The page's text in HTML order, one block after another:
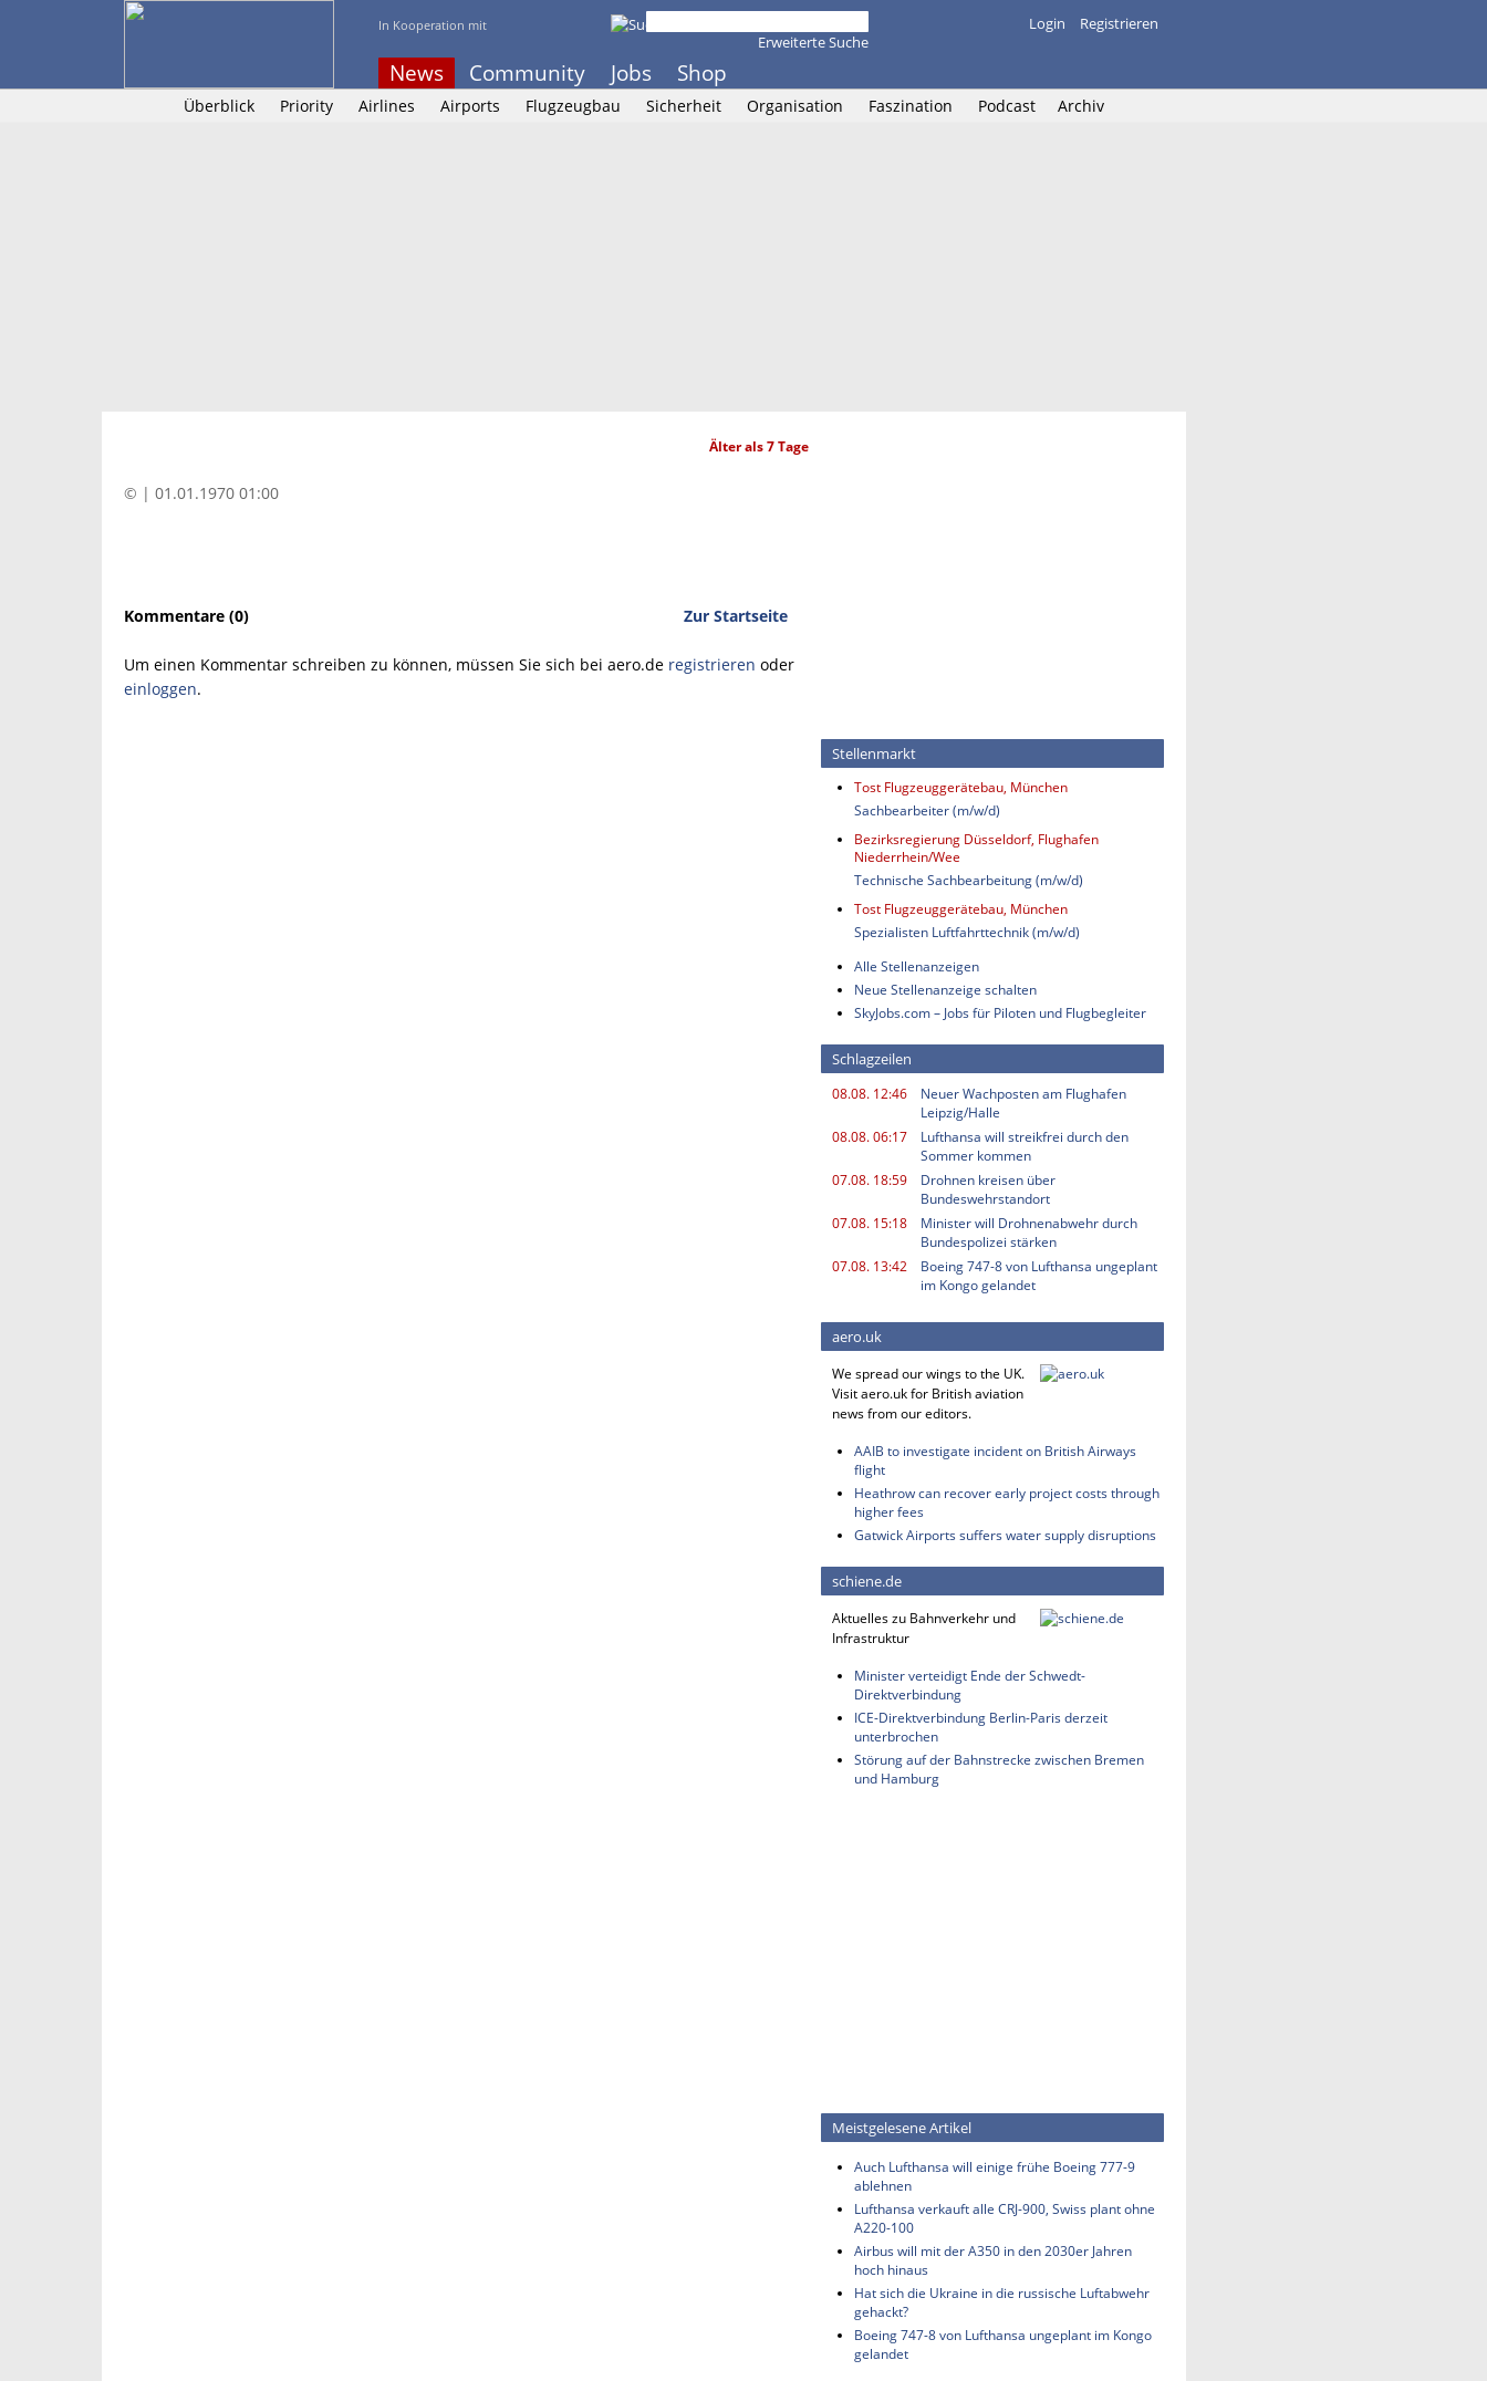
In Kooperation mit
News Community Jobs Shop
Erweiterte Suche
Login Registrieren
Überblick Priority Airlines Airports Flugzeugbau Sicherheit Organisation Faszination Podcast Archiv
Älter als 7 Tage
© | 01.01.1970 01:00
Kommentare (0) Zur Startseite
Um einen Kommentar schreiben zu können, müssen Sie sich bei aero.de registrieren oder
einloggen.
Stellenmarkt
Tost Flugzeuggerätebau, München
Sachbearbeiter (m/w/d)
Bezirksregierung Düsseldorf, Flughafen
Niederrhein/Wee
Technische Sachbearbeitung (m/w/d)
Tost Flugzeuggerätebau, München
Spezialisten Luftfahrttechnik (m/w/d)
Alle Stellenanzeigen
Neue Stellenanzeige schalten
SkyJobs.com – Jobs für Piloten und Flugbegleiter
Schlagzeilen
08.08. 12:46
Neuer Wachposten am Flughafen
Leipzig/Halle
08.08. 06:17
Lufthansa will streikfrei durch den
Sommer kommen
07.08. 18:59
Drohnen kreisen über
Bundeswehrstandort
07.08. 15:18
Minister will Drohnenabwehr durch
Bundespolizei stärken
07.08. 13:42
Boeing 747-8 von Lufthansa ungeplant
im Kongo gelandet
aero.uk
We spread our wings to the UK.
Visit aero.uk for British aviation
news from our editors.
AAIB to investigate incident on British Airways
flight
Heathrow can recover early project costs through
higher fees
Gatwick Airports suffers water supply disruptions
schiene.de
Aktuelles zu Bahnverkehr und
Infrastruktur
Minister verteidigt Ende der Schwedt-
Direktverbindung
ICE-Direktverbindung Berlin-Paris derzeit
unterbrochen
Störung auf der Bahnstrecke zwischen Bremen
und Hamburg
Meistgelesene Artikel
Auch Lufthansa will einige frühe Boeing 777-9
ablehnen
Lufthansa verkauft alle CRJ-900, Swiss plant ohne
A220-100
Airbus will mit der A350 in den 2030er Jahren
hoch hinaus
Hat sich die Ukraine in die russische Luftabwehr
gehackt?
Boeing 747-8 von Lufthansa ungeplant im Kongo
gelandet